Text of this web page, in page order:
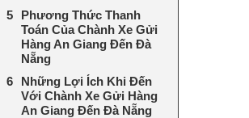
Phương Thức Thanh
Toán Của Chành Xe Gửi
Hàng An Giang Đến Đà
Nẵng
Những Lợi Ích Khi Đến
Với Chành Xe Gửi Hàng
An Giang Đến Đà Nẵng